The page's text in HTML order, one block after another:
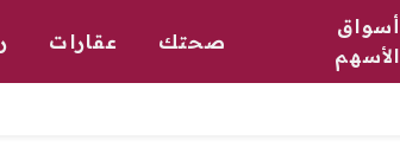
أسواق
الأسهم
صحتك عقارات